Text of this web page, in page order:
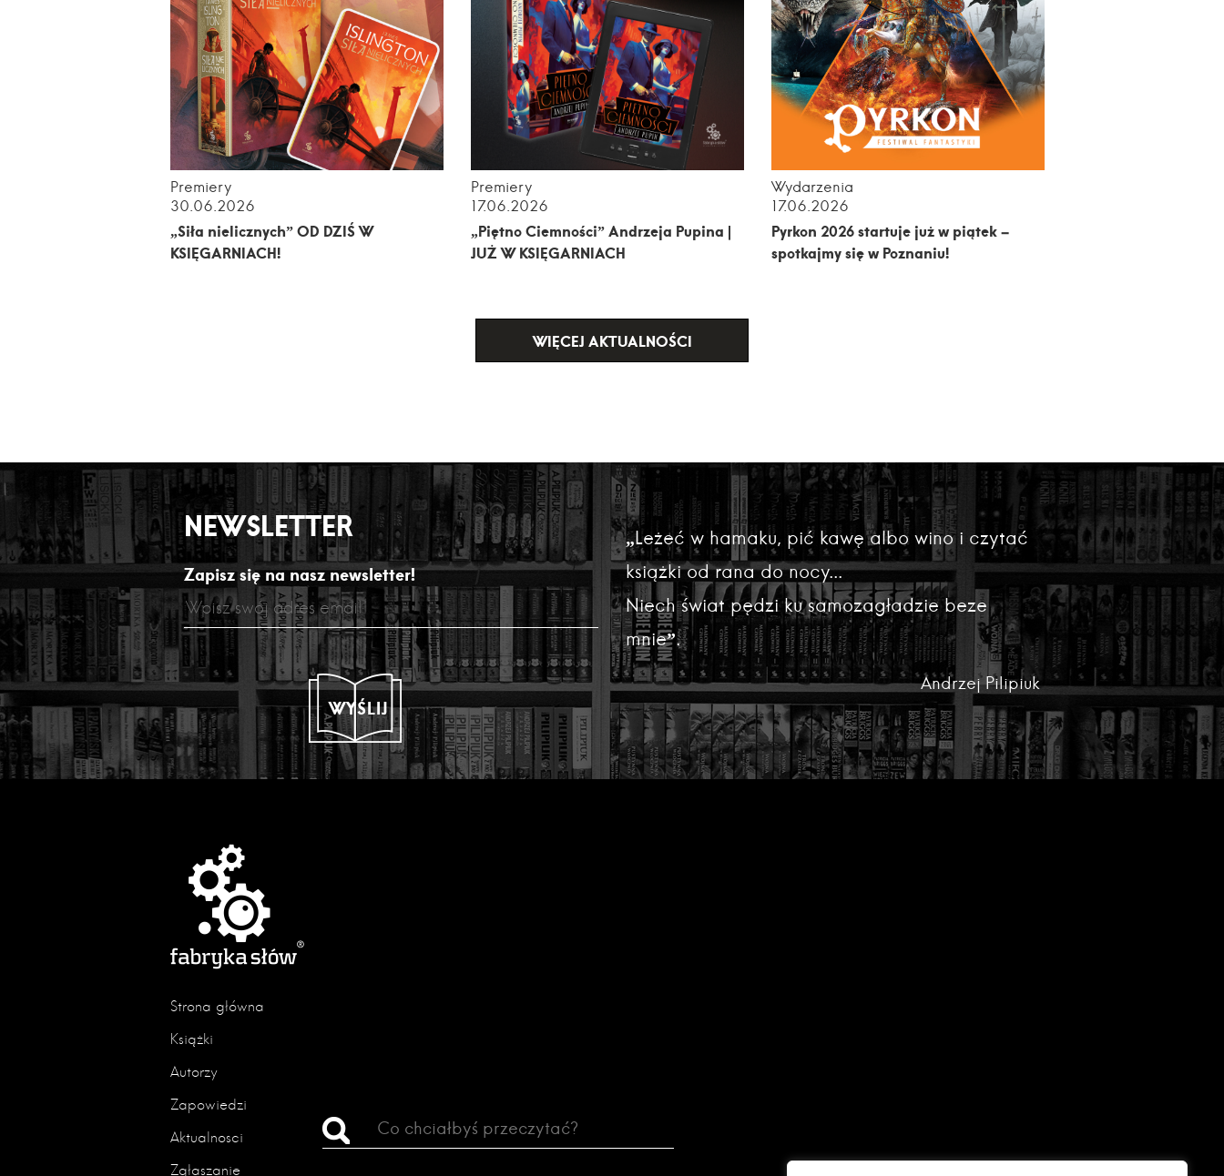
Premiery
30.06.2026
„Siła nielicznych” OD DZIŚ W
KSIĘGARNIACH!
Premiery
17.06.2026
„Piętno Ciemności” Andrzeja Pupina |
JUŻ W KSIĘGARNIACH
Wydarzenia
17.06.2026
Pyrkon 2026 startuje już w piątek –
spotkajmy się w Poznaniu!
WIĘCEJ AKTUALNOŚCI
NEWSLETTER
Zapisz się na nasz newsletter!
WYŚLIJ
„Leżeć w hamaku, pić kawę albo wino i czytać
książki od rana do nocy...
Niech świat pędzi ku samozagładzie beze
mnie”.
Andrzej Pilipiuk
Strona główna
Książki
Autorzy
Zapowiedzi
Aktualności
Zgłaszanie